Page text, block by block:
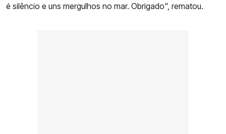
é silêncio e uns mergulhos no mar. Obrigado", rematou.